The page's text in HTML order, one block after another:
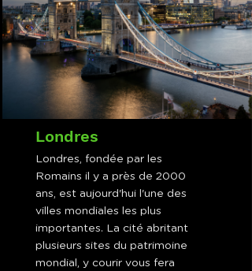
Londres
Londres, fondée par les
Romains il y a près de 2000
ans, est aujourd'hui l'une des
villes mondiales les plus
importantes. La cité abritant
plusieurs sites du patrimoine
mondial, y courir vous fera